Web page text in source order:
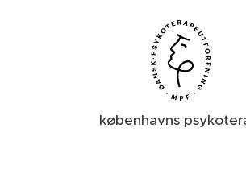
københavns